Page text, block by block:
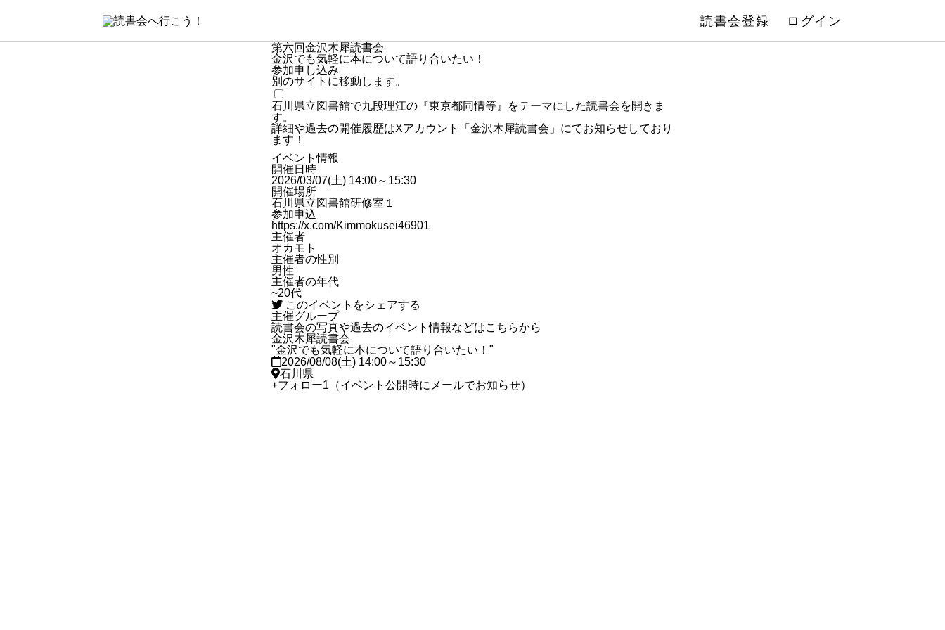
読書会登録 ログイン
第六回金沢木犀読書会
金沢でも気軽に本について語り合いたい！
参加申し込み
別のサイトに移動します。
石川県立図書館で九段理江の『東京都同情等』をテーマにした読書会を開きま
す。
詳細や過去の開催履歴はXアカウント「金沢木犀読書会」にてお知らせしており
ます！
イベント情報
開催日時
2026/03/07(土) 14:00～15:30
開催場所
石川県立図書館研修室１
参加申込
https://x.com/Kimmokusei46901
主催者
オカモト
主催者の性別
男性
主催者の年代
~20代
このイベントをシェアする
主催グループ
読書会の写真や過去のイベント情報などはこちらから
金沢木犀読書会
"金沢でも気軽に本について語り合いたい！"
2026/08/08(土) 14:00～15:30
石川県
+フォロー1 （イベント公開時にメールでお知らせ）